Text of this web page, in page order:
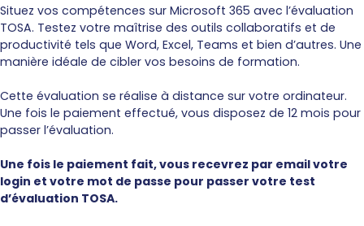
w
Situez vos compétences sur Microsoft 365 avec l’évaluation
TOSA. Testez votre maîtrise des outils collaboratifs et de
productivité tels que Word, Excel, Teams et bien d’autres. Une
manière idéale de cibler vos besoins de formation.
Cette évaluation se réalise à distance sur votre ordinateur.
Une fois le paiement effectué, vous disposez de 12 mois pour
passer l’évaluation.
Une fois le paiement fait, vous recevrez par email votre
login et votre mot de passe pour passer votre test
d’évaluation TOSA.